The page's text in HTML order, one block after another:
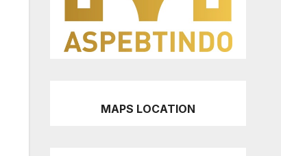
MAPS LOCATION